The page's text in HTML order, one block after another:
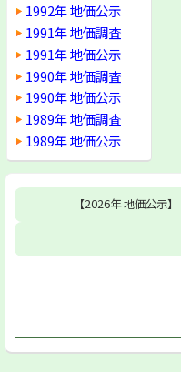
1992年 地価公示
1991年 地価調査
1991年 地価公示
1990年 地価調査
1990年 地価公示
1989年 地価調査
1989年 地価公示
【2026年 地価公示】